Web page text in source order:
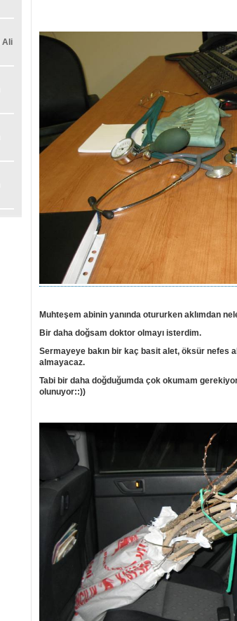
Ali
Muhteşem abinin yanında otururken aklımdan
Bir daha doğsam doktor olmayı isterdim.
Sermayeye bakın bir kaç basit alet, öksür nefes
almayacaz.
Tabi bir daha doğduğumda çok okumam
olunuyor::))